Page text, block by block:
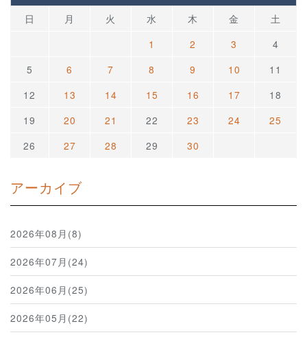
日 月 火 水 木 金
土
1
2 3
4
5
6 7 8 9 10
11
12
13 14 15 16 17
18
19
20 21 22 23 24
25
26
27 28 29 30
アーカイブ
2026年08月(8)
2026年07月(24)
2026年06月(25)
2026年05月(22)